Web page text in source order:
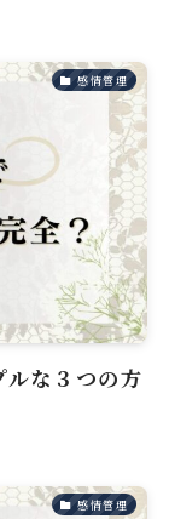
感情管理
な３つの方
感情管理